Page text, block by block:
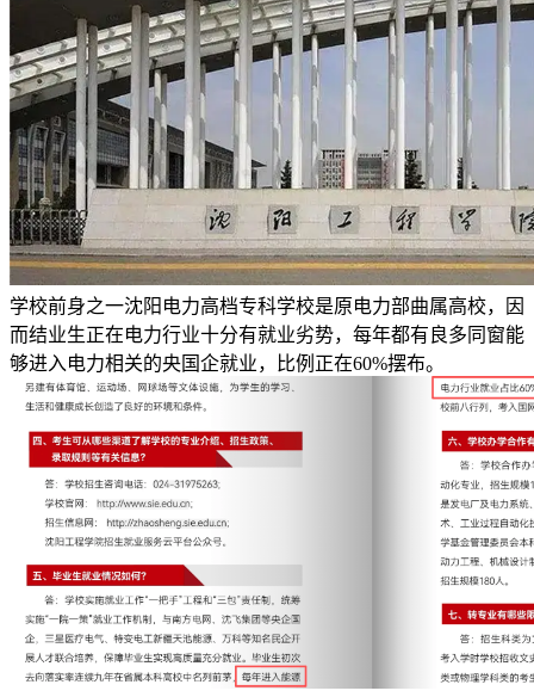
学校前身之一沈阳电力高档专科学校是原电力部曲属高校，因
而结业生正在电力行业十分有就业劣势，每年都有良多同窗能
够进入电力相关的央国企就业，比例正在60%摆布。